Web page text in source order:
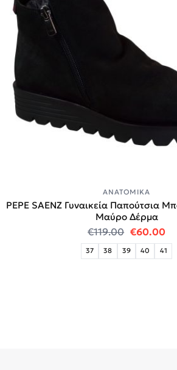
ΑΝΑΤΟΜΙΚΆ
PEPE SAENZ Γυναικεία Παπούτσια
Μαύρο Δέρμα
€119.00 Original
€60.00Η
37 38 39 40 41